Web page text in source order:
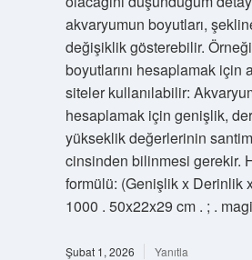
akvaryumun boyutları,
değişiklik gösterebilir.
boyutlarını hesaplamak için
siteler kullanılabilir:
hesaplamak için genişlik,
yükseklik değerlerinin
cinsinden bilinmesi gerekir.
formülü: (Genişlik x Derinlik
1000 . 50x22x29 cm . ; .
Şubat 1, 2026 Yanıtla